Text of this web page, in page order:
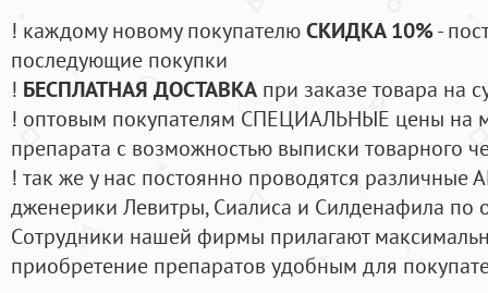
! каждому новому покупателюСКИДКА 10%-
последующие покупки
! БЕСПЛАТНАЯ ДОСТАВКА при заказе товара на
! оптовым покупателям СПЕЦИАЛЬНЫЕ цены на
препарата с возможностью выписки товарного
! так же у нас постоянно проводятся
дженерики Левитры, Сиалиса и Силденафила по
Cотрудники нашей фирмы прилагают
приобретение препаратов удобным для